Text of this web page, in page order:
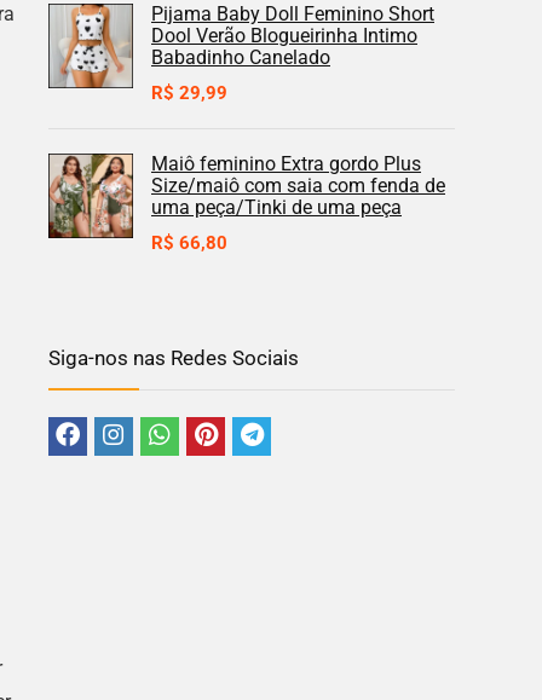
Pijama Baby Doll Feminino Short
Dool Verão Blogueirinha Intimo
Babadinho Canelado
R$ 29,99
Maiô feminino Extra gordo Plus
Size/maiô com saia com fenda de
uma peça/Tinki de uma peça
R$ 66,80
Siga-nos nas Redes Sociais